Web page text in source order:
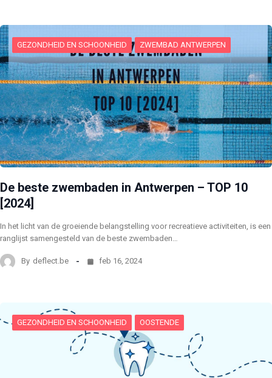
GEZONDHEID EN SCHOONHEID ZWEMBAD ANTWERPEN
De beste zwembaden in Antwerpen – TOP 10
[2024]
In het licht van de groeiende belangstelling voor recreatieve activiteiten, is een
ranglijst samengesteld van de beste zwembaden…
By deflect.be feb 16, 2024
GEZONDHEID EN SCHOONHEID OOSTENDE